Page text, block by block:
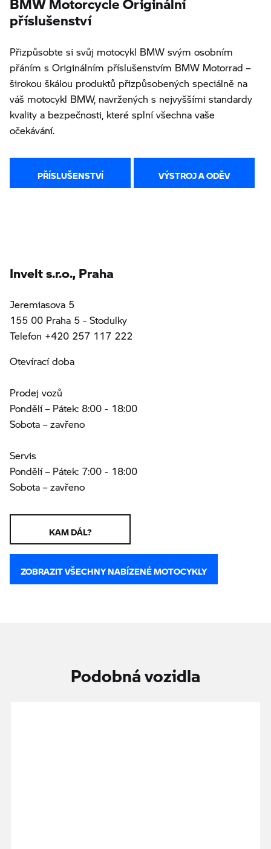
příslušenství
Přizpůsobte si svůj motocykl BMW svým osobním
přáním s Originálním příslušenstvím BMW Motorrad –
širokou škálou produktů přizpůsobených speciálně na
váš motocykl BMW, navržených s nejvyššími standardy
kvality a bezpečnosti, které splní všechna vaše
očekávání.
PŘÍSLUŠENSTVÍ VÝSTROJ A ODĚV
Invelt s.r.o., Praha
Jeremiasova 5
155 00 Praha 5 - Stodulky
Telefon +420 257 117 222
Otevírací doba
Prodej vozů
Pondělí – Pátek: 8:00 - 18:00
Sobota – zavřeno
Servis
Pondělí – Pátek: 7:00 - 18:00
Sobota – zavřeno
KAM DÁL?
ZOBRAZIT VŠECHNY NABÍZENÉ MOTOCYKLY
Podobná vozidla